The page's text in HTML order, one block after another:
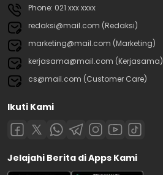
Phone: 021 xxx xxxx
redaksi@mail.com (Redaksi)
marketing@mail.com (Marketing)
kerjasama@mail.com (Kerjasama)
cs@mail.com (Customer Care)
Ikuti Kami
Jelajahi Berita di Apps Kami